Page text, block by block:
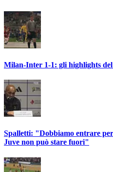
Milan-Inter 1-1: gli highlights
Spalletti: "Dobbiamo entrare
Juve non può stare fuori"